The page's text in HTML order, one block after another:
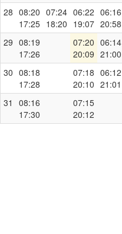
28 08:20
17:25
07:24
18:20
06:22
19:07
06:16
20:58
29 08:19
17:26
07:20
20:09
06:14
21:00
30 08:18
17:28
07:18
20:10
06:12
21:01
31
08:16
17:30
07:15
20:12